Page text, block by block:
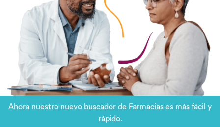
Ahora nuestro nuevo buscador de Farmacias es más fácil y
rápido.